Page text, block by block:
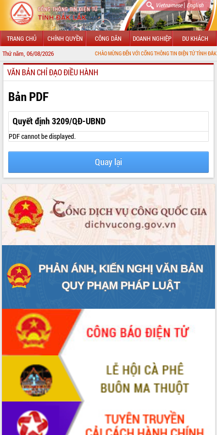
Vietnamese| English
TRANG CHỦ CHÍNH QUYỀN CÔNG DÂN DOANH NGHIỆP DU KHÁCH
Thứ năm, 06/08/2026 CHÀO MỪNG ĐẾN VỚI CỔNG THÔNG TIN ĐIỆN TỬ TỈNH ĐẮK LẮK
GIỚI THIỆU
LÃNH ĐẠO UBND TỈNH
TIN TỨC SỰ KIỆN
SỞ, BAN, NGÀNH
UBND CÁC XÃ, PHƯỜNG
THÔNG TIN CHỈ ĐẠO ĐIỀU HÀNH
VĂN BẢN HĐND TỈNH
ĐIỂM TIN VĂN BẢN
VĂN BẢN CHỈ ĐẠO ĐIỀU HÀNH
Bản PDF
Quyết định 3209/QĐ-UBND
PDF cannot be displayed.
Quay lại